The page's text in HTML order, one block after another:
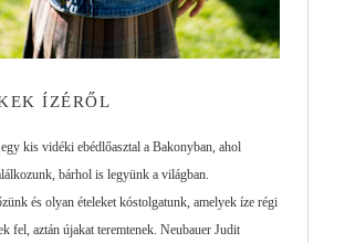
ÍZÉRŐL
kis vidéki ebédlőasztal a Bakonyban, ahol
bárhol is legyünk a világban.
és olyan ételeket kóstolgatunk, amelyek íze régi
fel, aztán újakat teremtenek. Neubauer Judit